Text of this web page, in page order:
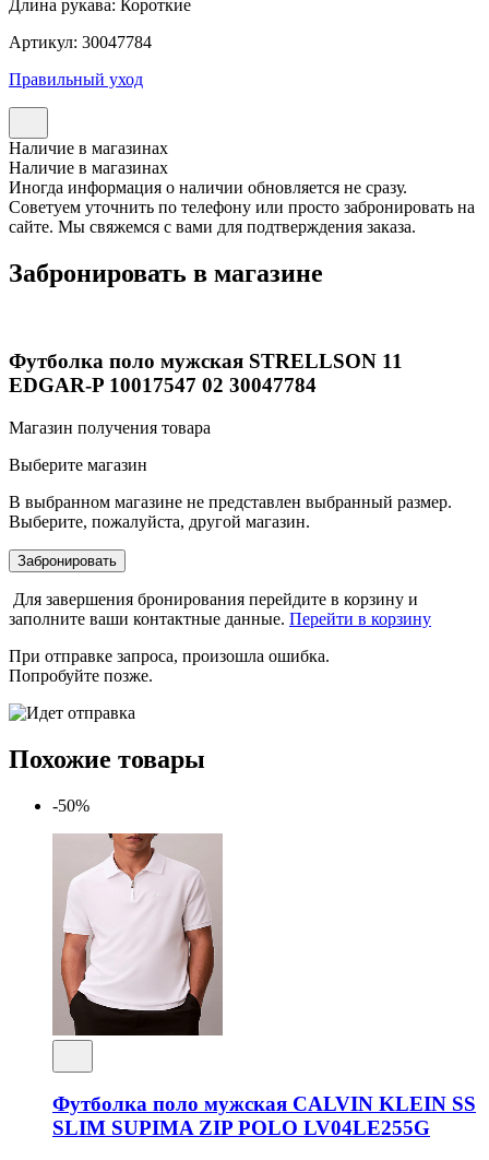
Длина рукава: Короткие
Артикул: 30047784
Правильный уход
Наличие в магазинах
Наличие в магазинах
Иногда информация о наличии обновляется не сразу.
Советуем уточнить по телефону или просто забронировать на
сайте. Мы свяжемся с вами для подтверждения заказа.
Забронировать в магазине
Футболка поло мужская STRELLSON 11
EDGAR-P 10017547 02 30047784
Магазин получения товара
Выберите магазин
В выбранном магазине не представлен выбранный размер.
Выберите, пожалуйста, другой магазин.
Забронировать
Для завершения бронирования перейдите в корзину и
заполните ваши контактные данные. Перейти в корзину
При отправке запроса, произошла ошибка.
Попробуйте позже.
Похожие товары
-50%
Футболка поло мужская CALVIN KLEIN SS
SLIM SUPIMA ZIP POLO LV04LE255G